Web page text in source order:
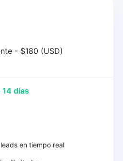
- $180 (USD)
días
en tiempo real